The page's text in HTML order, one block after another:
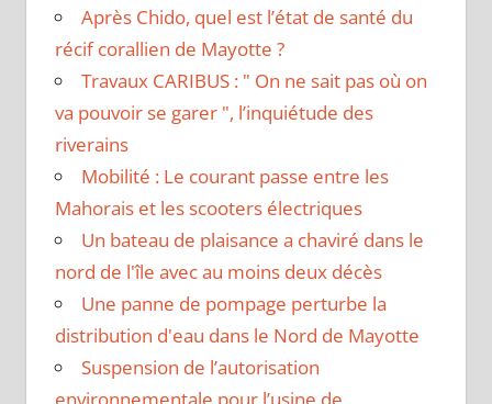
Après Chido, quel est l’état de santé du
récif corallien de Mayotte ?
Travaux CARIBUS : " On ne sait pas où on
va pouvoir se garer ", l’inquiétude des
riverains
Mobilité : Le courant passe entre les
Mahorais et les scooters électriques
Un bateau de plaisance a chaviré dans le
nord de l'île avec au moins deux décès
Une panne de pompage perturbe la
distribution d'eau dans le Nord de Mayotte
Suspension de l’autorisation